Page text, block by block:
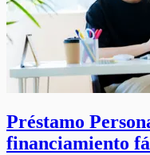
Préstamo
financiamiento